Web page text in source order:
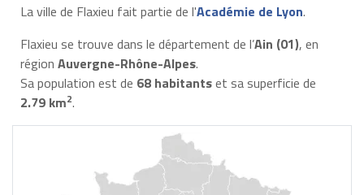
La ville de Flaxieu fait partie de l'Académie de Lyon.
Flaxieu se trouve dans le département de l’Ain (01), en
région Auvergne-Rhône-Alpes.
Sa population est de 68 habitantset sa superficie de
2.79 km2.